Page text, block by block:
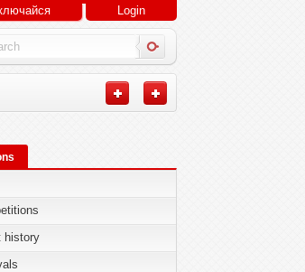
Login
history